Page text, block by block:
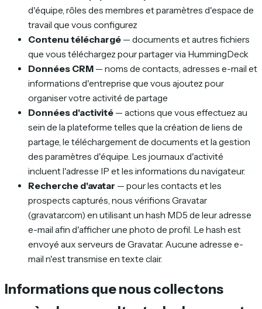
d'équipe, rôles des membres et paramètres d'espace de
travail que vous configurez
Contenu téléchargé — documents et autres fichiers
que vous téléchargez pour partager via HummingDeck
Données CRM — noms de contacts, adresses e-mail et
informations d'entreprise que vous ajoutez pour
organiser votre activité de partage
Données d'activité — actions que vous effectuez au
sein de la plateforme telles que la création de liens de
partage, le téléchargement de documents et la gestion
des paramètres d'équipe. Les journaux d'activité
incluent l'adresse IP et les informations du navigateur.
Recherche d'avatar — pour les contacts et les
prospects capturés, nous vérifions Gravatar
(gravatar.com) en utilisant un hash MD5 de leur adresse
e-mail afin d'afficher une photo de profil. Le hash est
envoyé aux serveurs de Gravatar. Aucune adresse e-
mail n'est transmise en texte clair.
Informations que nous collectons